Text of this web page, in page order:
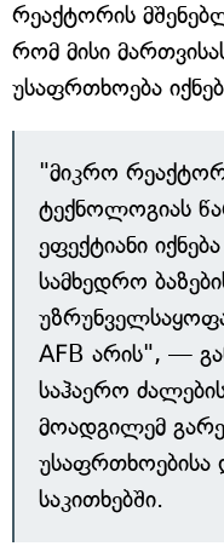
რეაქტორის
რომ მისი
უსაფრთხოება
"მიკრო
ტექნოლოგიას
ეფექტიანი
სამხედრო
AFB არის", —
საჰაერო
მოადგილემ
უსაფრთხოებისა
საკითხებში.